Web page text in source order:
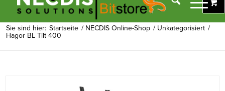
Sie sind hier: Startseite / NECDIS Online-Shop / Unkategorisiert /
Hagor BL Tilt 400